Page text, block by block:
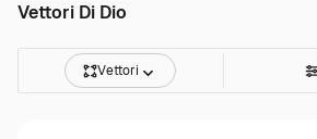
Vettori Di Dio
Vettori